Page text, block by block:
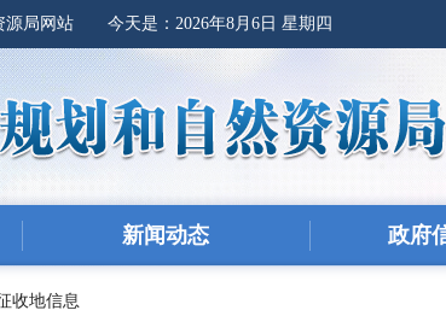
源局网站 今天是： 2026年8月6日 星期四
新闻动态 政府
收地信息